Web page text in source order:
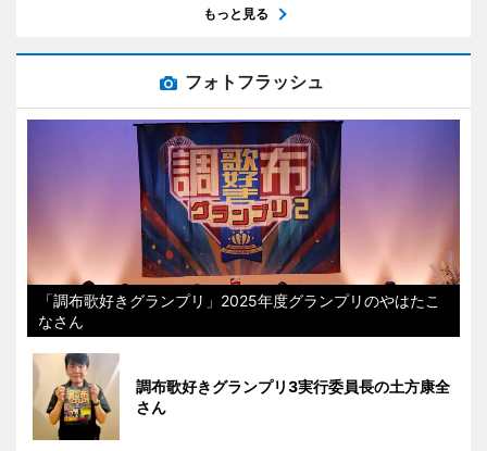
もっと見る
フォトフラッシュ
「調布歌好きグランプリ」2025年度グランプリのやはたこ
なさん
調布歌好きグランプリ3実行委員長の土方康全
さん